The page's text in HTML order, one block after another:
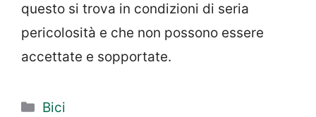
questo si trova in condizioni di seria
pericolosità e che non possono essere
accettate e sopportate.
Categorie
Bici